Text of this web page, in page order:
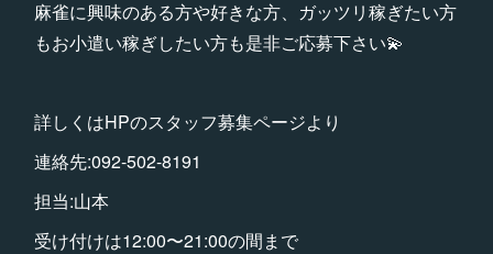
麻雀に興味のある方や好きな方、ガッツリ稼ぎたい方
もお小遣い稼ぎしたい方も是非ご応募下さい💫
詳しくはHPのスタッフ募集ページより
連絡先:092-502-8191
担当:山本
受け付けは12:00〜21:00の間まで